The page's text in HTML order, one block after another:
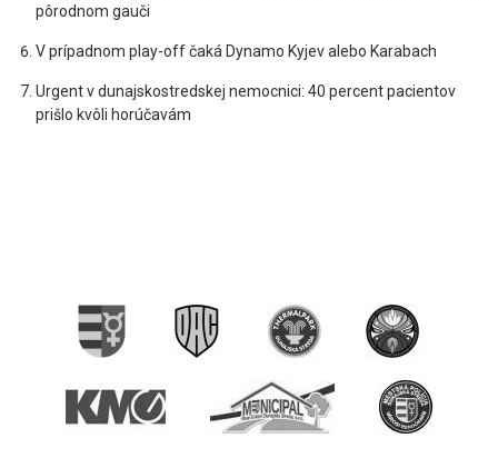
pôrodnom gauči
V prípadnom play-off čaká Dynamo Kyjev alebo Karabach
Urgent v dunajskostredskej nemocnici: 40 percent pacientov
prišlo kvôli horúčavám